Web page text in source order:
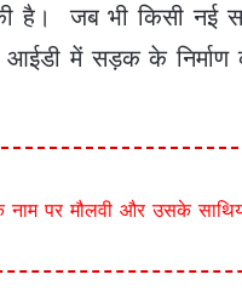
जब भी किसी नई
में सड़क के निर्माण
पर मौलवी और उसके